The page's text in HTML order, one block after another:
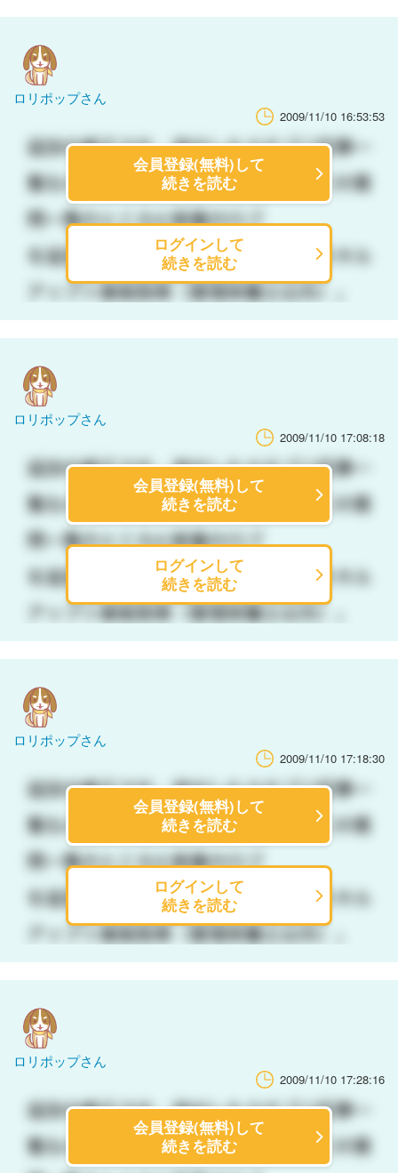
ロリポップさん
2009/11/10 16:53:53
会員登録(無料)して
続きを読む
ログインして
続きを読む
ロリポップさん
2009/11/10 17:08:18
会員登録(無料)して
続きを読む
ログインして
続きを読む
ロリポップさん
2009/11/10 17:18:30
会員登録(無料)して
続きを読む
ログインして
続きを読む
ロリポップさん
2009/11/10 17:28:16
会員登録(無料)して
続きを読む